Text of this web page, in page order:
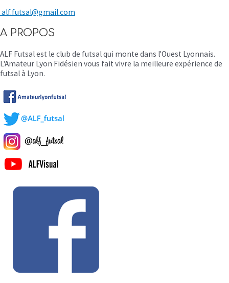
alf.futsal@gmail.com
A PROPOS
ALF Futsal est le club de futsal qui monte dans l'Ouest Lyonnais.
L'Amateur Lyon Fidésien vous fait vivre la meilleure expérience de
futsal à Lyon.